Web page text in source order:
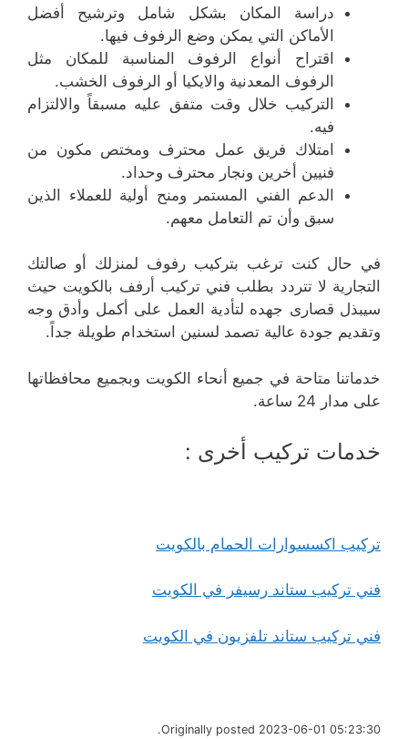
دراسة المكان بشكل شامل وترشيح أفضل
الأماكن التي يمكن وضع الرفوف فيها.
اقتراح أنواع الرفوف المناسبة للمكان مثل
الرفوف المعدنية والايكيا أو الرفوف الخشب.
التركيب خلال وقت متفق عليه مسبقاً والالتزام
فيه.
امتلاك فريق عمل محترف ومختص مكون من
فنيين أخرين ونجار محترف وحداد.
الدعم الفني المستمر ومنح أولية للعملاء الذين
سبق وأن تم التعامل معهم.
في حال كنت ترغب بتركيب رفوف لمنزلك أو صالتك
التجارية لا تتردد بطلب فني تركيب أرفف بالكويت حيث
سيبذل قصارى جهده لتأدية العمل على أكمل وأدق وجه
وتقديم جودة عالية تصمد لسنين استخدام طويلة جداً.
خدماتنا متاحة في جميع أنحاء الكويت وبجميع محافظاتها
على مدار 24 ساعة.
خدمات تركيب أخرى :
تركيب اكسسوارات الحمام بالكويت
فني تركيب ستاند رسيفر في الكويت
فني تركيب ستاند تلفزيون في الكويت
Originally posted 2023-06-01 05:23:30.